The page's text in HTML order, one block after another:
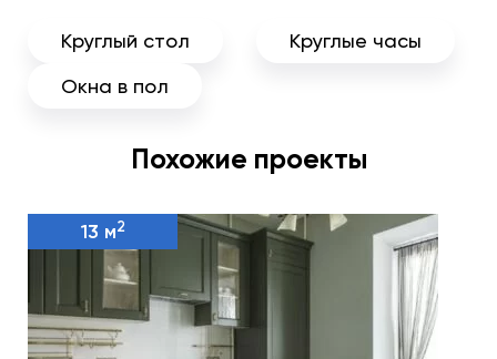
Круглый стол
Круглые часы
Окна в пол
Похожие проекты
13 м2